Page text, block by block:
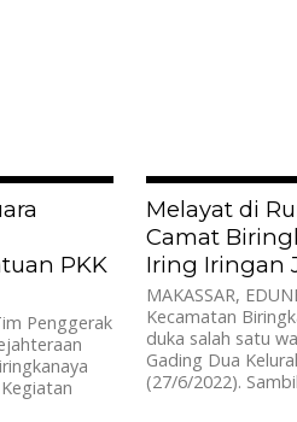
PKK
Penggerak
Melayat di
Camat
Iring Iringan
MAKASSAR,
Kecamatan
duka salah satu
Gading Dua
(27/6/2022).